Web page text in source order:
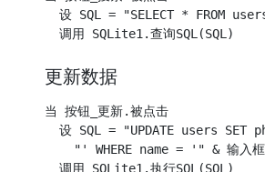
设 SQL = "SELECT * FROM
更新数据
当 按钮_更新.被点击
设 SQL = "UPDATE users SET
"' WHERE name = '" & 输入框